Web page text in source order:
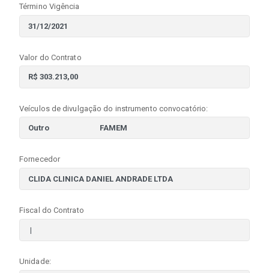
Término Vigência
Valor do Contrato
Veículos de divulgação do instrumento convocatório:
Fornecedor
Fiscal do Contrato
Unidade: